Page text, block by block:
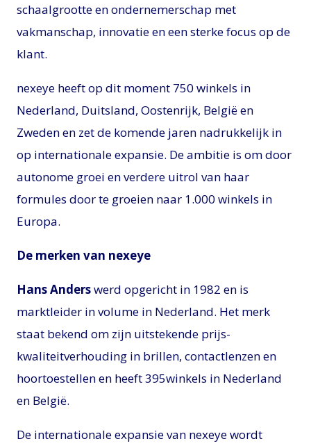
schaalgrootte en ondernemerschap met
vakmanschap, innovatie en een sterke focus op de
klant.
nexeye heeft op dit moment 750 winkels in
Nederland, Duitsland, Oostenrijk, België en
Zweden en zet de komende jaren nadrukkelijk in
op internationale expansie. De ambitie is om door
autonome groei en verdere uitrol van haar
formules door te groeien naar 1.000 winkels in
Europa.
De merken van nexeye
Hans Anderswerd opgericht in 1982 en is
marktleider in volume in Nederland. Het merk
staat bekend om zijn uitstekende prijs-
kwaliteitverhouding in brillen, contactlenzen en
hoortoestellen en heeft 395winkels in Nederland
en België.
De internationale expansie van nexeye wordt